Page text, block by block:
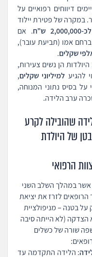
דיווחים רפואיים על
במקרה של פטירת יילוד
לכ-2,000,000 ש"ח
. אם
אמו (תביעת עובר),
שקלים.
הן נשים צעירות,
להגיע למיליוני שקלים,
על בסיס נתוני המנוחה,
ערב הלידה.
שהובילה לקרע
של היולדת
הרפואי
אשר במהלך השלב השני
לזרז את יציאת
בטנה – מניפולציית
(לא הייתה סיבה
שורה של כשלים
: הלידה התקדמה עד